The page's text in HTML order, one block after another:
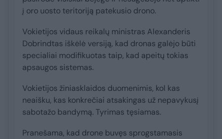
į oro uosto teritoriją patekusio drono.
Vokietijos vidaus reikalų ministras Alexanderis
Dobrindtas iškėlė versiją, kad dronas galėjo būti
specialiai modifikuotas taip, kad apeitų tokias
apsaugos sistemas.
Vokietijos žiniasklaidos duomenimis, kol kas
neaišku, kas konkrečiai atsakingas už nepavykusį
sabotažo bandymą. Tyrimas tęsiamas.
Pranešama, kad drone buvęs sprogstamasis